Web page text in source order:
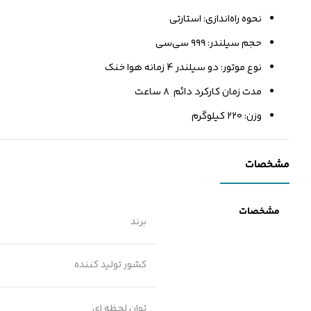
نحوه راه‌اندازی: استارتی
حجم سیلندر: ۹۹۹ سی‌سی
نوع موتور: دو سیلندر 4 زمانه هوا خنک
مدت زمان کارکرد دائم ۸ ساعت
وزن: ۲۲۰ کیلوگرم
مشخصات
مشخصات
برند
کشور تولید کننده